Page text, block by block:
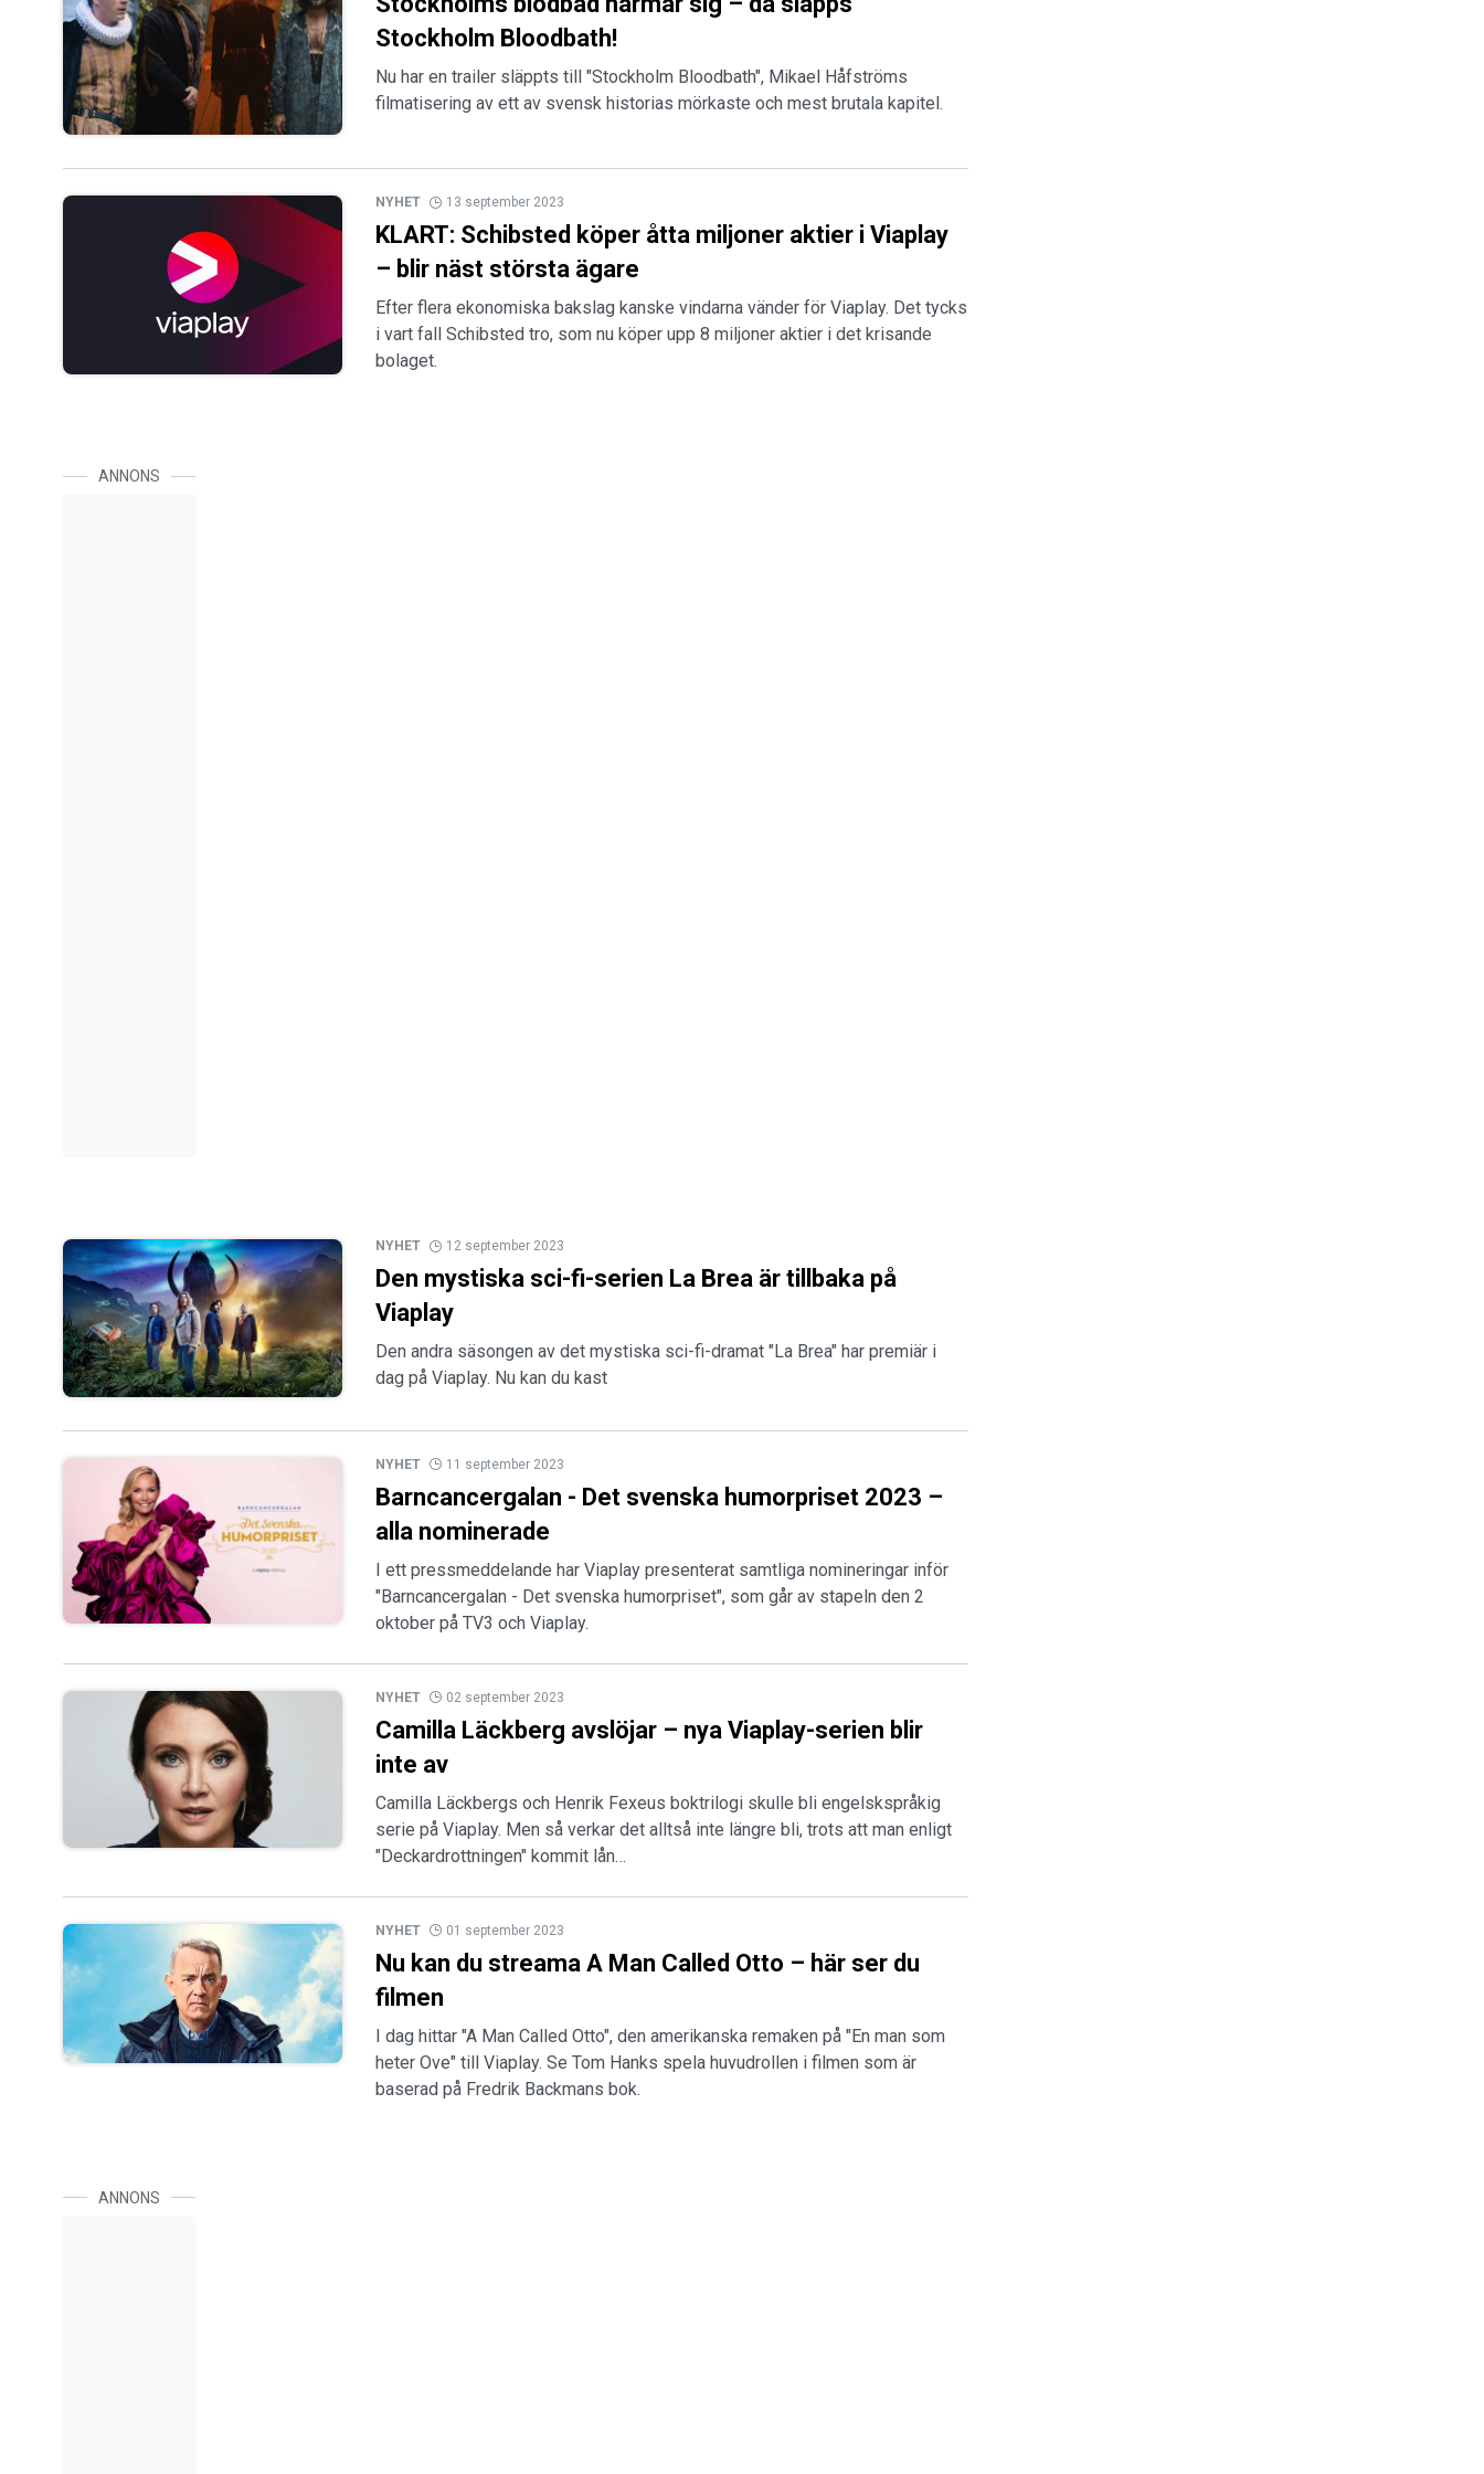
Stockholm Bloodbath!
Nu har en trailer släppts till "Stockholm Bloodbath", Mikael Håfströms
filmatisering av ett av svensk historias mörkaste och mest brutala kapitel.
NYHET 13 september 2023
KLART: Schibsted köper åtta miljoner aktier i Viaplay
– blir näst största ägare
Efter flera ekonomiska bakslag kanske vindarna vänder för Viaplay. Det tycks
i vart fall Schibsted tro, som nu köper upp 8 miljoner aktier i det krisande
bolaget.
ANNONS
NYHET 12 september 2023
Den mystiska sci-fi-serien La Brea är tillbaka på
Viaplay
Den andra säsongen av det mystiska sci-fi-dramat "La Brea" har premiär i
dag på Viaplay. Nu kan du kast
NYHET 11 september 2023
Barncancergalan - Det svenska humorpriset 2023 –
alla nominerade
I ett pressmeddelande har Viaplay presenterat samtliga nomineringar inför
"Barncancergalan - Det svenska humorpriset", som går av stapeln den 2
oktober på TV3 och Viaplay.
NYHET 02 september 2023
Camilla Läckberg avslöjar – nya Viaplay-serien blir
inte av
Camilla Läckbergs och Henrik Fexeus boktrilogi skulle bli engelskspråkig
serie på Viaplay. Men så verkar det alltså inte längre bli, trots att man enligt
"Deckardrottningen" kommit lån…
NYHET 01 september 2023
Nu kan du streama A Man Called Otto – här ser du
filmen
I dag hittar "A Man Called Otto", den amerikanska remaken på "En man som
heter Ove" till Viaplay. Se Tom Hanks spela huvudrollen i filmen som är
baserad på Fredrik Backmans bok.
ANNONS